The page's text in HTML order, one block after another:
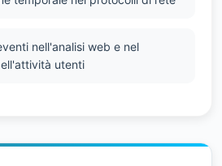
nell'analisi web e nel
utenti